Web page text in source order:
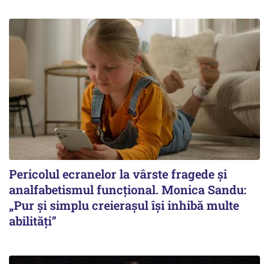
Pericolul ecranelor la vârste fragede și
analfabetismul funcțional. Monica Sandu:
„Pur și simplu creierașul își inhibă multe
abilități”